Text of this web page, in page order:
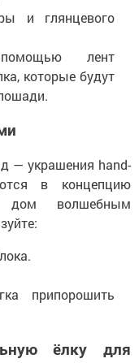
и глянцевого
лент
которые будут
— украшения hand-
в концепцию
дом волшебным
припорошить
ёлку для